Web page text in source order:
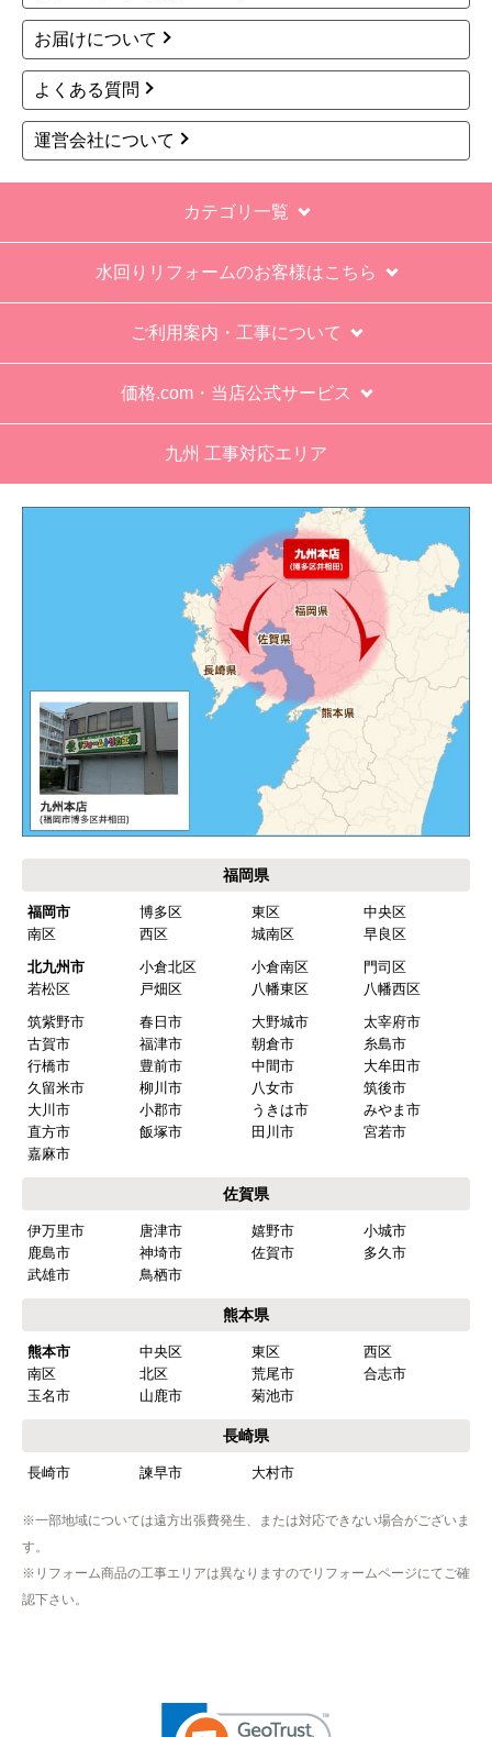
お届けについて
よくある質問
運営会社について
カテゴリ一覧
水回りリフォームのお客様はこちら
ご利用案内・工事について
価格.com・当店公式サービス
九州 工事対応エリア
福岡県
福岡市 博多区 東区
中央区
南区
西区 城南区
早良区
北九州市
小倉北区 小倉南区
門司区
若松区
戸畑区 八幡東区
八幡西区
筑紫野市
春日市 大野城市
太宰府市
古賀市
福津市 朝倉市
糸島市
行橋市
豊前市 中間市
大牟田市
久留米市
柳川市 八女市
筑後市
大川市
小郡市 うきは市
みやま市
直方市
飯塚市 田川市
宮若市
嘉麻市
佐賀県
伊万里市 唐津市 嬉野市
小城市
鹿島市
神埼市 佐賀市
多久市
武雄市
鳥栖市
熊本県
熊本市 中央区 東区
西区
南区
北区 荒尾市
合志市
玉名市
山鹿市 菊池市
長崎県
長崎市 諫早市 大村市
※一部地域については遠方出張費発生、または対応できない場合がございま
す。
※リフォーム商品の工事エリアは異なりますのでリフォームページにてご確
認下さい。